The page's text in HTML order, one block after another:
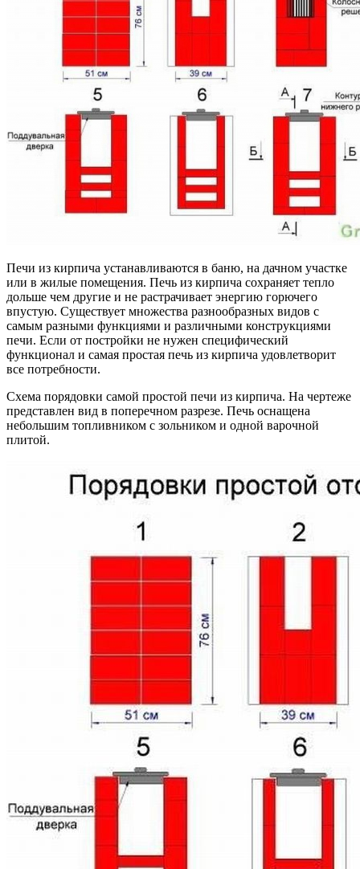
Печи из кирпича устанавливаются в баню, на дачном участке
или в жилые помещения. Печь из кирпича сохраняет тепло
дольше чем другие и не растрачивает энергию горючего
впустую. Существует множества разнообразных видов с
самым разными функциями и различными конструкциями
печи. Если от постройки не нужен специфический
функционал и самая простая печь из кирпича удовлетворит
все потребности.
Схема порядовки самой простой печи из кирпича. На чертеже
представлен вид в поперечном разрезе. Печь оснащена
небольшим топливником с зольником и одной варочной
плитой.